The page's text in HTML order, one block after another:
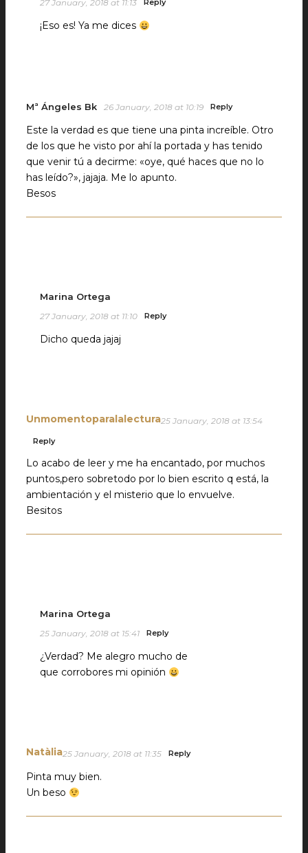
27 January, 2018 at 11:13 Reply
¡Eso es! Ya me dices
Mª Ángeles Bk 26 January, 2018 at 10:19 Reply
Este la verdad es que tiene una pinta increíble. Otro
de los que he visto por ahí la portada y has tenido
que venir tú a decirme: «oye, qué haces que no lo
has leído?», jajaja. Me lo apunto.
Besos
Marina Ortega
27 January, 2018 at 11:10 Reply
Dicho queda jajaj
Unmomentoparalalectura25 January, 2018 at 13:54
Reply
Lo acabo de leer y me ha encantado, por muchos
puntos,pero sobretodo por lo bien escrito q está, la
ambientación y el misterio que lo envuelve.
Besitos
Marina Ortega
25 January, 2018 at 15:41 Reply
¿Verdad? Me alegro mucho de
que corrobores mi opinión
Natàlia25 January, 2018 at 11:35 Reply
Pinta muy bien.
Un beso